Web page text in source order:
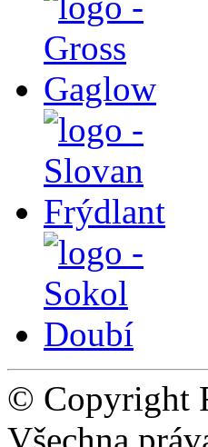
© Copyright
Všechna